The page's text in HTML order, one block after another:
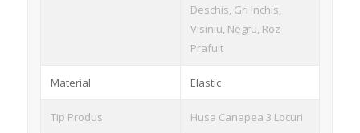
Deschis, Gri Inchis,
Visiniu, Negru, Roz
Prafuit
Material Elastic
Tip Produs Husa Canapea 3 Locuri